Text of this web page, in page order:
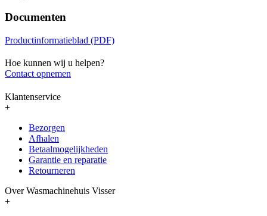
Documenten
Productinformatieblad (PDF)
Hoe kunnen wij u helpen?
Contact opnemen
Klantenservice
+
Bezorgen
Afhalen
Betaalmogelijkheden
Garantie en reparatie
Retourneren
Over Wasmachinehuis Visser
+